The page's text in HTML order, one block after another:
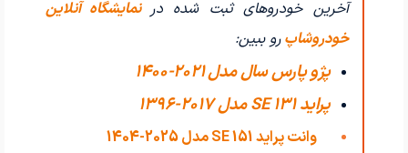
آخرین خودروهای ثبت شده در نمایشگاه آنلاین
خودروشاپرو ببین:
پژو پارس سال مدل 2021-1400
پراید 131 SE مدل 2017-1396
وانت پراید 151 SE مدل 2025-1404